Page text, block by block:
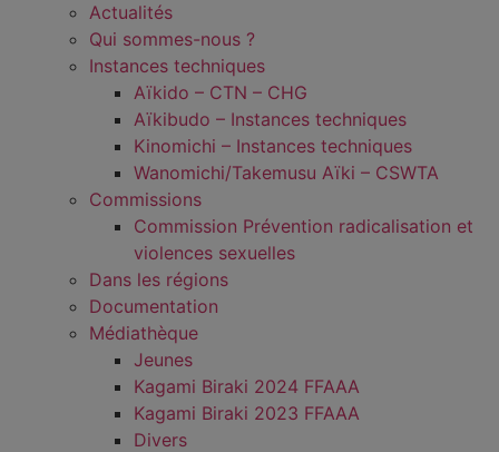
Actualités
Qui sommes-nous ?
Instances techniques
Aïkido – CTN – CHG
Aïkibudo – Instances techniques
Kinomichi – Instances techniques
Wanomichi/Takemusu Aïki – CSWTA
Commissions
Commission Prévention radicalisation et
violences sexuelles
Dans les régions
Documentation
Médiathèque
Jeunes
Kagami Biraki 2024 FFAAA
Kagami Biraki 2023 FFAAA
Divers